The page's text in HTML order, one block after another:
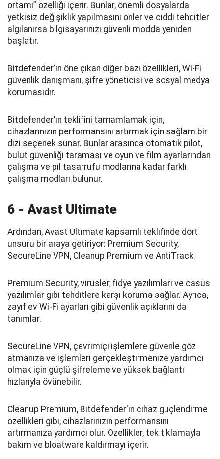
ortamı” özelliği içerir. Bunlar, önemli dosyalarda
yetkisiz değişiklik yapılmasını önler ve ciddi tehditler
algılanırsa bilgisayarınızı güvenli modda yeniden
başlatır.
Bitdefender'ın öne çıkan diğer bazı özellikleri, Wi-Fi
güvenlik danışmanı, şifre yöneticisi ve sosyal medya
korumasıdır.
Bitdefender'ın teklifini tamamlamak için,
cihazlarınızın performansını artırmak için sağlam bir
dizi seçenek sunar. Bunlar arasında otomatik pilot,
bulut güvenliği taraması ve oyun ve film ayarlarından
çalışma ve pil tasarrufu modlarına kadar farklı
çalışma modları bulunur.
6 - Avast Ultimate
Ardından, Avast Ultimate kapsamlı teklifinde dört
unsuru bir araya getiriyor: Premium Security,
SecureLine VPN, Cleanup Premium ve AntiTrack.
Premium Security, virüsler, fidye yazılımları ve casus
yazılımlar gibi tehditlere karşı koruma sağlar. Ayrıca,
zayıf ev Wi-Fi ayarları gibi güvenlik açıklarını da
tanımlar.
SecureLine VPN, çevrimiçi işlemlere güvenle göz
atmanıza ve işlemleri gerçekleştirmenize yardımcı
olmak için güçlü şifreleme ve yüksek bağlantı
hızlarıyla övünebilir.
Cleanup Premium, Bitdefender'ın cihaz güçlendirme
özellikleri gibi, cihazlarınızın performansını
artırmanıza yardımcı olur. Özellikler, tek tıklamayla
bakım ve bloatware kaldırmayı içerir.